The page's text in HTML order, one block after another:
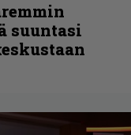
suuntasi